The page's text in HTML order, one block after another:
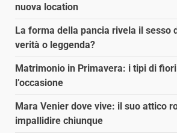
nuova location
La forma della pancia rivela il sesso
verità o leggenda?
Matrimonio in Primavera: i tipi di
l’occasione
Mara Venier dove vive: il suo attico
impallidire chiunque